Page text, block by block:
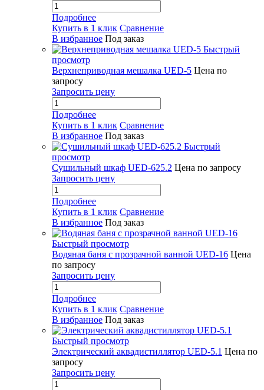
Подробнее
Купить в 1 клик Сравнение
В избранное Под заказ
Быстрый
просмотр
Верхнеприводная мешалка UED-5 Цена по
запросу
Запросить цену
Подробнее
Купить в 1 клик Сравнение
В избранное Под заказ
Быстрый
просмотр
Сушильный шкаф UED-625.2 Цена по запросу
Запросить цену
Подробнее
Купить в 1 клик Сравнение
В избранное Под заказ
Быстрый просмотр
Водяная баня с прозрачной ванной UED-16 Цена
по запросу
Запросить цену
Подробнее
Купить в 1 клик Сравнение
В избранное Под заказ
Быстрый просмотр
Электрический аквадистиллятор UED-5.1 Цена по
запросу
Запросить цену